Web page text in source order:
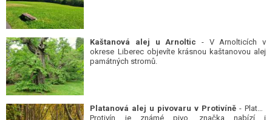
Kaštanová alej u Arnoltic - V Arnolticích v
okrese Liberec objevíte krásnou kaštanovou alej
památných stromů.
Platanová alej u pivovaru v Protivíně - Platan
Protivín je známé pivo, značka nabízí i